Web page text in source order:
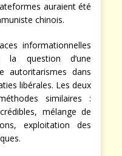
auraient été
chinois.
informationnelles
la question d’une
autoritarismes dans
libérales. Les deux
similaires :
mélange de
exploitation des